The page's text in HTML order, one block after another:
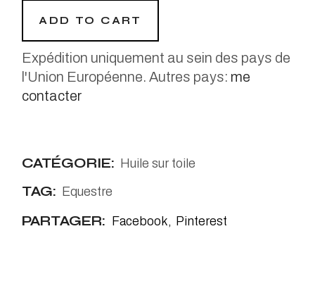
ADD TO CART
Expédition uniquement au sein des pays de
l'Union Européenne. Autres pays: me
contacter
CATÉGORIE: Huile sur toile
TAG: Equestre
PARTAGER: Facebook Pinterest